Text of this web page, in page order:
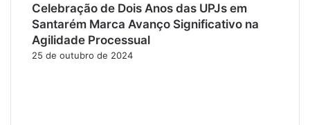
Celebração de Dois Anos das UPJs em
Santarém Marca Avanço Significativo na
Agilidade Processual
25 de outubro de 2024